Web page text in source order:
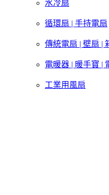
水冷扇
循環扇 | 手持電扇
傳統電扇 | 壁扇 |
電暖器 | 暖手寶 |
工業用風扇